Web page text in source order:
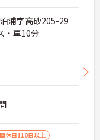
浦字高砂205-29
・車10分
休日110日以上